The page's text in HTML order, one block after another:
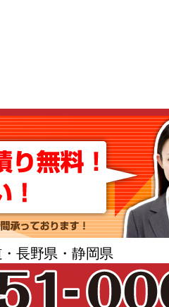
長野県・静岡県